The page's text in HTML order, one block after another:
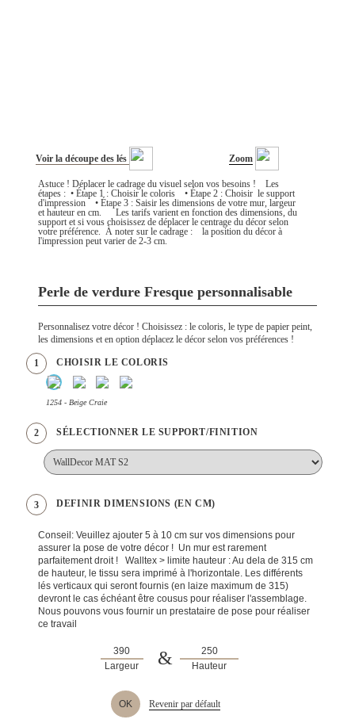
Voir la découpe des lés Zoom
Astuce ! Déplacer le cadrage du visuel selon vos besoins ! Les
étapes : • Étape 1 : Choisir le coloris • Étape 2 : Choisir le support
d'impression • Étape 3 : Saisir les dimensions de votre mur, largeur
et hauteur en cm. Les tarifs varient en fonction des dimensions, du
support et si vous choisissez de déplacer le centrage du décor selon
votre préférence. À noter sur le cadrage : la position du décor à
l'impression peut varier de 2-3 cm.
Perle de verdure Fresque personnalisable
Personnalisez votre décor ! Choisissez : le coloris, le type de papier peint,
les dimensions et en option déplacez le décor selon vos préférences !
1 CHOISIR LE COLORIS
1254 - Beige Craie
2 SÉLECTIONNER LE SUPPORT/FINITION
3 DEFINIR DIMENSIONS (EN CM)
Conseil: Veuillez ajouter 5 à 10 cm sur vos dimensions pour
assurer la pose de votre décor ! Un mur est rarement
parfaitement droit ! Walltex > limite hauteur : Au dela de 315 cm
de hauteur, le tissu sera imprimé à l'horizontale. Les différents
lés verticaux qui seront fournis (en laize maximum de 315)
devront le cas échéant être cousus pour réaliser l'assemblage.
Nous pouvons vous fournir un prestataire de pose pour réaliser
ce travail
Largeur & Hauteur
OK Revenir par défault